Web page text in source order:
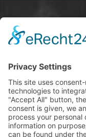
NUR
TIEREN EIN